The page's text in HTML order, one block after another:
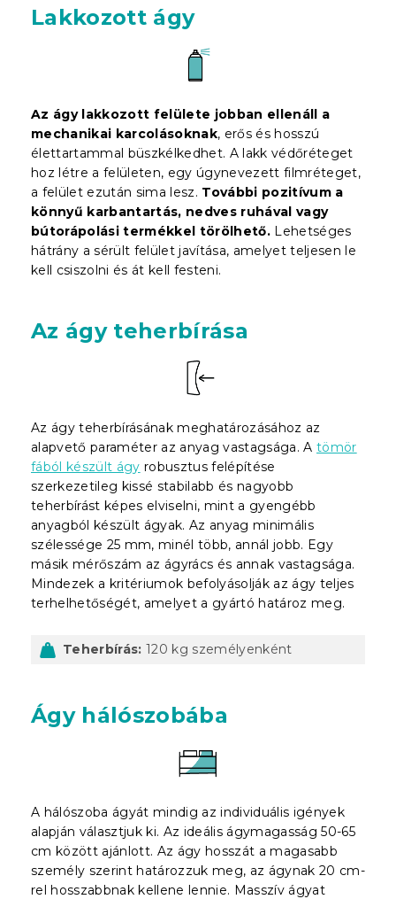
Lakkozott ágy
Az ágy lakkozott felülete jobban ellenáll a
mechanikai karcolásoknak, erős és hosszú
élettartammal büszkélkedhet. A lakk védőréteget
hoz létre a felületen, egy úgynevezett filmréteget,
a felület ezután sima lesz. További pozitívum a
könnyű karbantartás, nedves ruhával vagy
bútorápolási termékkel törölhető. Lehetséges
hátrány a sérült felület javítása, amelyet teljesen le
kell csiszolni és át kell festeni.
Az ágy teherbírása
Az ágy teherbírásának meghatározásához az
alapvető paraméter az anyag vastagsága. A tömör
fából készült ágy robusztus felépítése
szerkezetileg kissé stabilabb és nagyobb
teherbírást képes elviselni, mint a gyengébb
anyagból készült ágyak. Az anyag minimális
szélessége 25 mm, minél több, annál jobb. Egy
másik mérőszám az ágyrács és annak vastagsága.
Mindezek a kritériumok befolyásolják az ágy teljes
terhelhetőségét, amelyet a gyártó határoz meg.
Teherbírás: 120 kg személyenként
Ágy hálószobába
A hálószoba ágyát mindig az individuális igények
alapján választjuk ki. Az ideális ágymagasság 50-65
cm között ajánlott. Az ágy hosszát a magasabb
személy szerint határozzuk meg, az ágynak 20 cm-
rel hosszabbnak kellene lennie. Masszív ágyat